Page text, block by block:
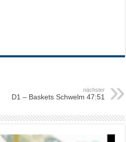
nächster
D1 – Baskets Schwelm 47:51